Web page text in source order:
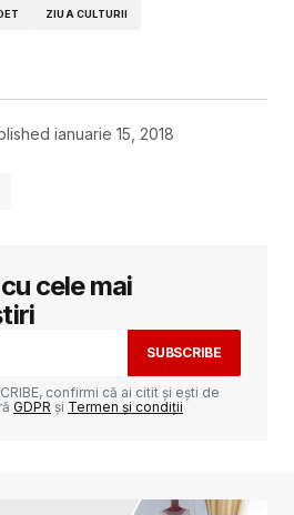
ZIUA CULTURII
ianuarie 15, 2018
nu va fi publicată.
sunt marcate cu
cele mai
SUBSCRIBE
confirmi că ai citit și ești de
GDPR și Termen și condiții